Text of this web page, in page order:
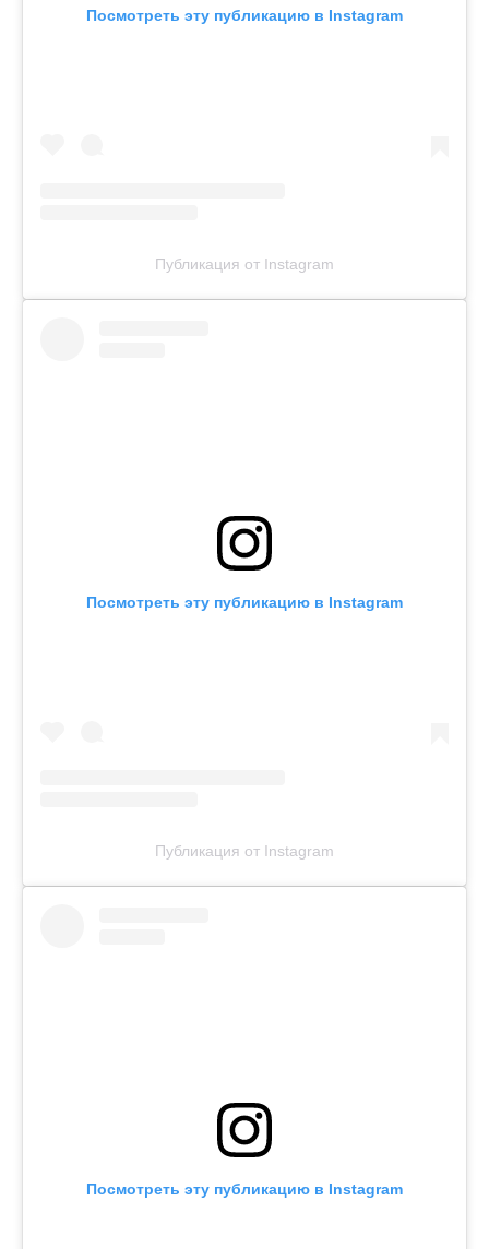
Посмотреть эту публикацию в Instagram
Публикация от Instagram
Посмотреть эту публикацию в Instagram
Публикация от Instagram
Посмотреть эту публикацию в Instagram